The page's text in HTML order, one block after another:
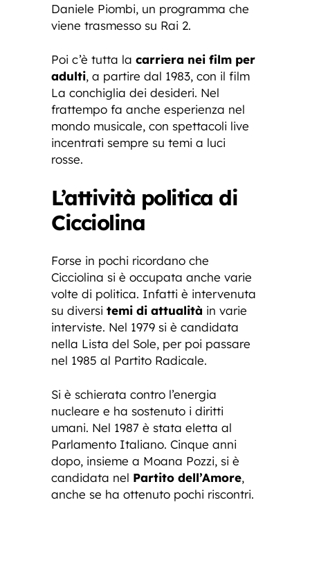
Daniele Piombi, un programma che
viene trasmesso su Rai 2.
Poi c’è tutta la carriera nei film per
adulti, a partire dal 1983, con il film
La conchiglia dei desideri. Nel
frattempo fa anche esperienza nel
mondo musicale, con spettacoli live
incentrati sempre su temi a luci
rosse.
L’attività politica di
Cicciolina
Forse in pochi ricordano che
Cicciolina si è occupata anche varie
volte di politica. Infatti è intervenuta
su diversi temi di attualità in varie
interviste. Nel 1979 si è candidata
nella Lista del Sole, per poi passare
nel 1985 al Partito Radicale.
Si è schierata contro l’energia
nucleare e ha sostenuto i diritti
umani. Nel 1987 è stata eletta al
Parlamento Italiano. Cinque anni
dopo, insieme a Moana Pozzi, si è
candidata nel Partito dell’Amore,
anche se ha ottenuto pochi riscontri.